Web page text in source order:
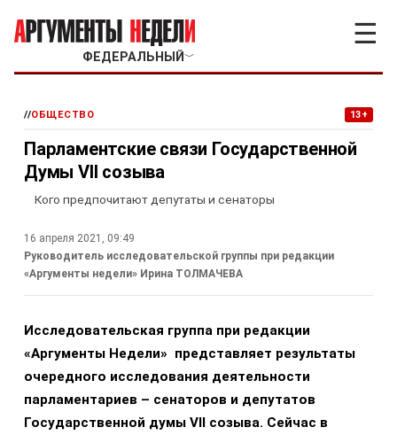
ФЕДЕРАЛЬНЫЙ ﹀
☰
//ОБЩЕСТВО 13+
Парламентские связи Государственной
Думы VII созыва
Кого предпочитают депутаты и сенаторы
16 апреля 2021, 09:49
Руководитель исследовательской группы при редакции
«Аргументы недели» Ирина ТОЛМАЧЕВА
Исследовательская группа при редакции
«Аргументы Недели» представляет результаты
очередного исследования деятельности
парламентариев – сенаторов и депутатов
Государственной думы VII созыва. Сейчас в